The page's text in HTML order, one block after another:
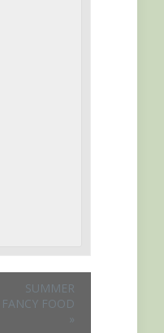
SUMMER
FANCY FOOD
»